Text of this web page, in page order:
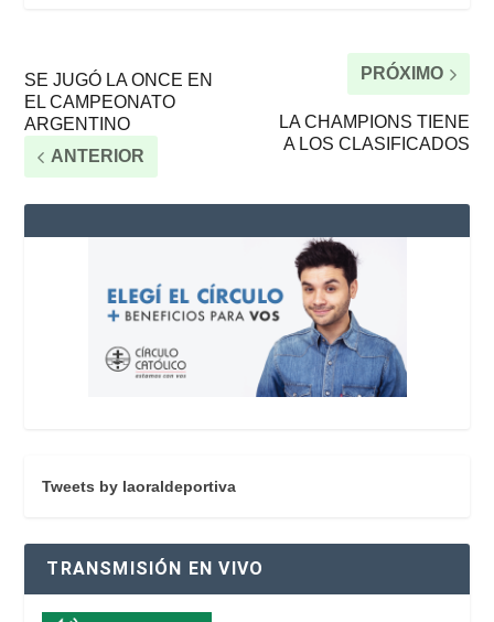
SE JUGÓ LA ONCE EN
EL CAMPEONATO
ARGENTINO
ANTERIOR
PRÓXIMO
LA CHAMPIONS TIENE
A LOS CLASIFICADOS
Tweets by laoraldeportiva
TRANSMISIÓN EN VIVO